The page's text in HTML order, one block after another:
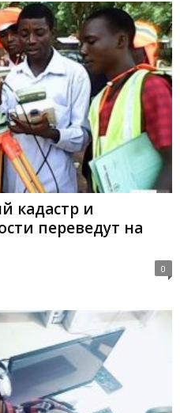
кадастр и
переведут на
0